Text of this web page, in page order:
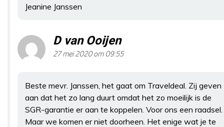
Jeanine Janssen
D van Ooijen
27 mei 2020 om 09:55
Beste mevr. Janssen, het gaat om Traveldeal. Zij geven
aan dat het zo lang duurt omdat het zo moeilijk is de
SGR-garantie er aan te koppelen. Voor ons een raadsel.
Maar we komen er niet doorheen. Het enige wat je te